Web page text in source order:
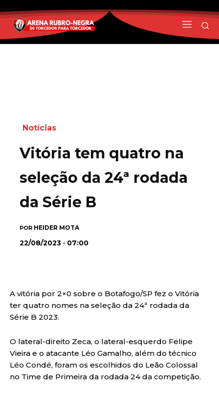
Notícias
Vitória tem quatro na
seleção da 24ª rodada
da Série B
POR HEIDER MOTA
22/08/2023 · 07:00
A vitória por 2×0 sobre o Botafogo/SP fez o Vitória
ter quatro nomes na seleção da 24ª rodada da
Série B 2023.
O lateral-direito Zeca, o lateral-esquerdo Felipe
Vieira e o atacante Léo Gamalho, além do técnico
Léo Condé, foram os escolhidos do Leão Colossal
no Time de Primeira da rodada 24 da competição.